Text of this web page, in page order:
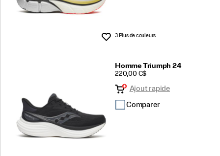
Liste de souhaits
3 Plus de couleurs
Homme Triumph 24
PRICE
220,00 C$
Ajout rapide
Comparer